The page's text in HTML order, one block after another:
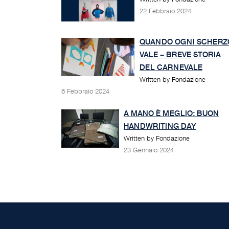
22 Febbraio 2024
QUANDO OGNI
VALE – BREVE STORIA
DEL CARNEVALE
Written by Fondazione
8 Febbraio 2024
A MANO È MEGLIO: BUON
HANDWRITING DAY
Written by Fondazione
23 Gennaio 2024